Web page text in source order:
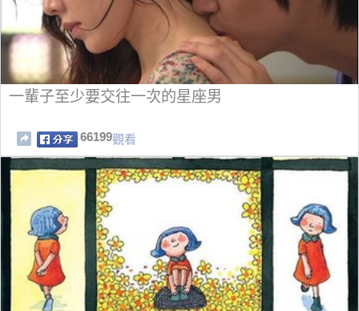
一輩子至少要交往一次的星座男
66199觀看